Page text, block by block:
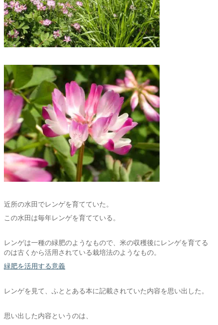
近所の水田でレンゲを育てていた。
この水田は毎年レンゲを育てている。
レンゲは一種の緑肥のようなもので、米の収穫後にレンゲを育てる
のは古くから活用されている栽培法のようなもの。
緑肥を活用する意義
レンゲを見て、ふととある本に記載されていた内容を思い出した。
思い出した内容というのは、